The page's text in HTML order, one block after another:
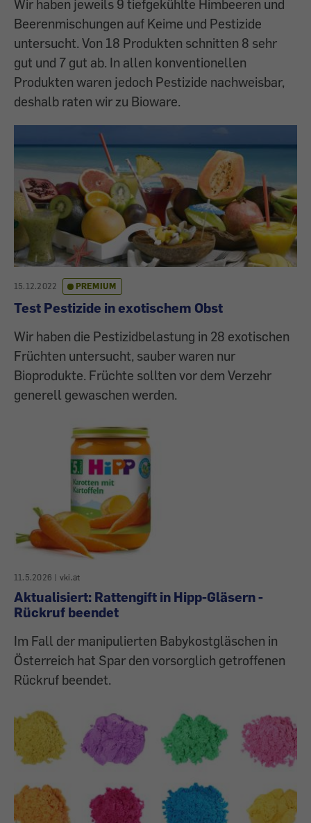
Wir haben jeweils 9 tiefgekühlte Himbeeren und
Beerenmischungen auf Keime und Pestizide
untersucht. Von 18 Produkten schnitten 8 sehr
gut und 7 gut ab. In allen konventionellen
Produkten waren jedoch Pestizide nachweisbar,
deshalb raten wir zu Bioware.
15.12.2022 PREMIUM
Test Pestizide in exotischem Obst
Wir haben die Pestizidbelastung in 28 exotischen
Früchten untersucht, sauber waren nur
Bioprodukte. Früchte sollten vor dem Verzehr
generell gewaschen werden.
11.5.2026 | vki.at
Aktualisiert: Rattengift in Hipp-Gläsern -
Rückruf beendet
Im Fall der manipulierten Babykostgläschen in
Österreich hat Spar den vorsorglich getroffenen
Rückruf beendet.